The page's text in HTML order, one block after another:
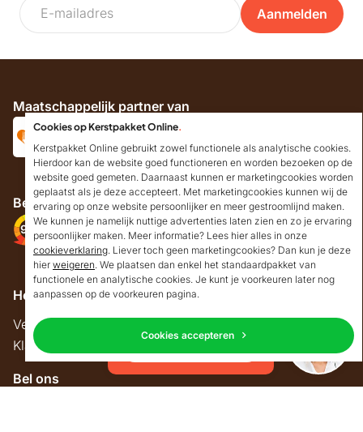
Aanmelden
Maatschappelijk partner van
Beoordeeld met
9.2 Uitstekend
beoordeeld
Volg ons
Helpdesk
Veelgestelde vragen
Klantenservice
Bel ons
Goedendag!
Mocht ik je ergens mee
kunnen helpen, dan
verneem ik dat graag.
Cookies op Kerstpakket Online.
Kerstpakket Online gebruikt zowel functionele als analytische cookies.
Hierdoor kan de website goed functioneren en worden bezoeken op de
website goed gemeten. Daarnaast kunnen er marketingcookies worden
geplaatst als je deze accepteert. Met marketingcookies kunnen wij de
ervaring op onze website persoonlijker en meer gestroomlijnd maken.
We kunnen je namelijk nuttige advertenties laten zien en zo je ervaring
persoonlijker maken. Meer informatie? Lees hier alles in onze
cookieverklaring. Liever toch geen marketingcookies? Dan kun je deze
hier weigeren. We plaatsen dan enkel het standaardpakket van
functionele en analytische cookies. Je kunt je voorkeuren later nog
aanpassen op de voorkeuren pagina.
Cookies accepteren